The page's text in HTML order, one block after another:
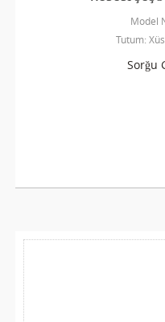
Model
Tutum:
Sorğu